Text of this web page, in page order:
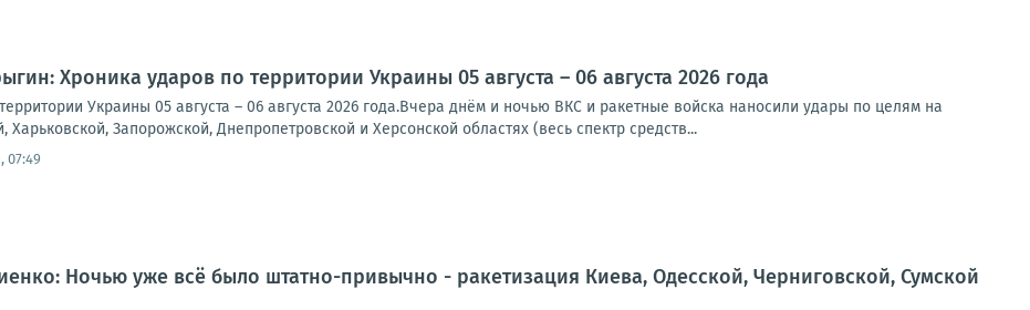
Хроника ударов по территории Украины 05 августа – 06 августа 2026 года
Украины 05 августа – 06 августа 2026 года.Вчера днём и ночью ВКС и ракетные войска наносили удары по целям на
Харьковской, Запорожской, Днепропетровской и Херсонской областях (весь спектр средств...
07:49
Ночью уже всё было штатно-привычно - ракетизация Киева, Одесской, Черниговской, Сумской